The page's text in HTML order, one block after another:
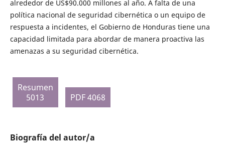
alrededor de US$90.000 millones al año. A falta de una
política nacional de seguridad cibernética o un equipo de
respuesta a incidentes, el Gobierno de Honduras tiene una
capacidad limitada para abordar de manera proactiva las
amenazas a su seguridad cibernética.
Resumen
5013
PDF 4068
Biografía del autor/a